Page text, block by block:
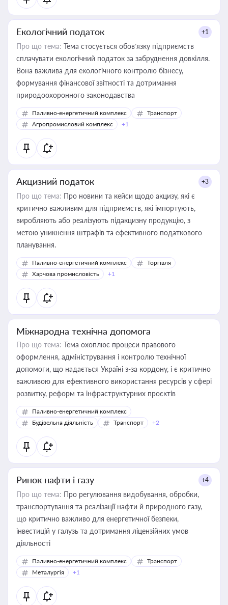
Екологічний податок +1
Про що тема: Тема стосується обов’язку підприємств
сплачувати екологічний податок за забруднення довкілля.
Вона важлива для екологічного контролю бізнесу,
формування фінансової звітності та дотримання
природоохоронного законодавства
Паливно-енергетичний комплекс
Транспорт
Агропромисловий комплекс
+1
Акцизний податок +3
Про що тема: Про новини та кейси щодо акцизу, які є
критично важливим для підприємств, які імпортують,
виробляють або реалізують підакцизну продукцію, з
метою уникнення штрафів та ефективного податкового
планування.
Паливно-енергетичний комплекс
Торгівля
Харчова промисловість
+1
Міжнародна технічна допомога
Про що тема: Тема охоплює процеси правового
оформлення, адміністрування і контролю технічної
допомоги, що надається Україні з-за кордону, і є критично
важливою для ефективного використання ресурсів у сфері
розвитку, реформ та інфраструктурних проєктів
Паливно-енергетичний комплекс
Будівельна діяльність
Транспорт +2
Ринок нафти і газу +4
Про що тема: Про регулювання видобування, обробки,
транспортування та реалізації нафти й природного газу,
що критично важливо для енергетичної безпеки,
інвестицій у галузь та дотримання ліцензійних умов
діяльності
Паливно-енергетичний комплекс
Транспорт
Металургія
+1